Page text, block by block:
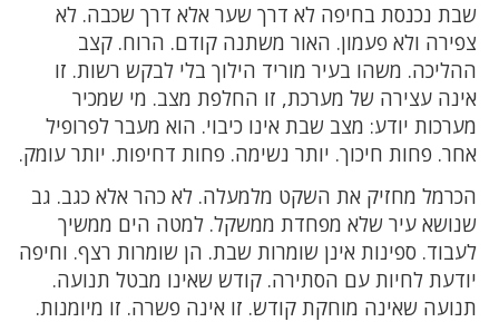
שבת נכנסת בחיפה לא דרך שער אלא דרך שכבה. לא
צפירה ולא פעמון. האור משתנה קודם. הרוח. קצב
ההליכה. משהו בעיר מוריד הילוך בלי לבקש רשות. זו
אינה עצירה של מערכת, זו החלפת מצב. מי שמכיר
מערכות יודע: מצב שבת אינו כיבוי. הוא מעבר לפרופיל
אחר. פחות חיכוך. יותר נשימה. פחות דחיפות. יותר עומק.
הכרמל מחזיק את השקט מלמעלה. לא כהר אלא כגב. גב
שנושא עיר שלא מפחדת ממשקל. למטה הים ממשיך
לעבוד. ספינות אינן שומרות שבת. הן שומרות רצף. וחיפה
יודעת לחיות עם הסתירה. קודש שאינו מבטל תנועה.
תנועה שאינה מוחקת קודש. זו אינה פשרה. זו מיומנות.